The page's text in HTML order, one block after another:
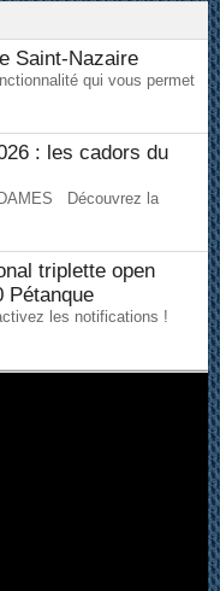
Saint-Nazaire
qui vous permet
: les cadors du
Découvrez la
triplette open
Pétanque
les notifications !